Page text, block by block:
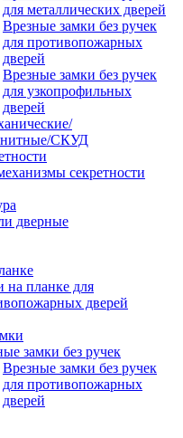
для металлических дверей
Врезные замки без ручек
для противопожарных
дверей
Врезные замки без ручек
для узкопрофильных
дверей
СКУД
секретности
дверные
на планке для
дверей
замки без ручек
Врезные замки без ручек
для противопожарных
дверей